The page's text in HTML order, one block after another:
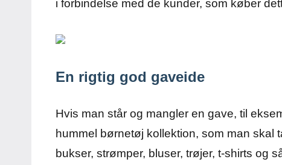
i forbindelse med de kunder, som køber
En rigtig god gaveide
Hvis man står og mangler en gave, til
hummel børnetøj kollektion, som man skal
bukser, strømper, bluser, trøjer, t-shirts og